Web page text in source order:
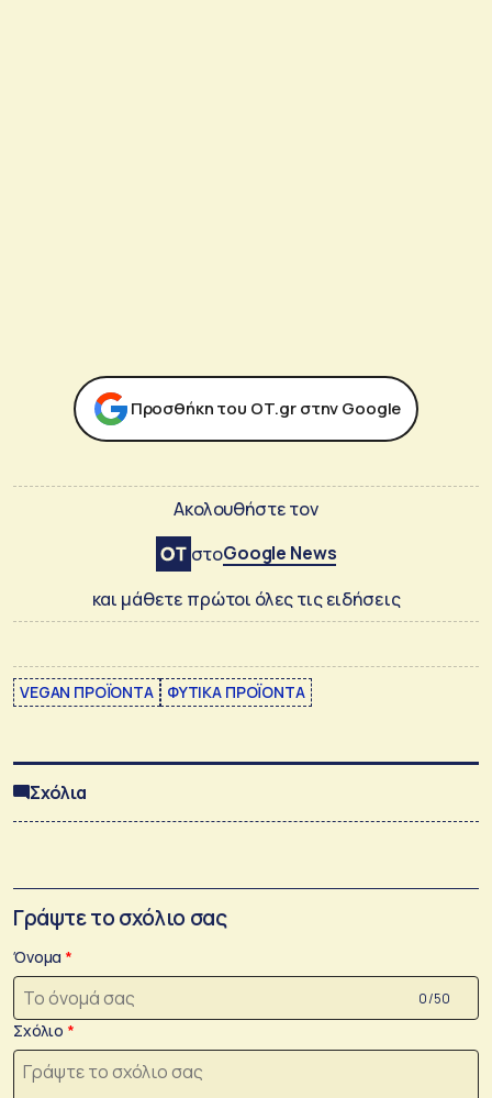
Προσθήκη του ΟΤ.gr στην Google
Ακολουθήστε τον
στοGoogle News
και μάθετε πρώτοι όλες τις ειδήσεις
VEGAN ΠΡΟΪΟΝΤΑ ΦΥΤΙΚΑ ΠΡΟΪΟΝΤΑ
Σχόλια
Γράψτε το σχόλιο σας
Όνομα
0 /50
Σχόλιο